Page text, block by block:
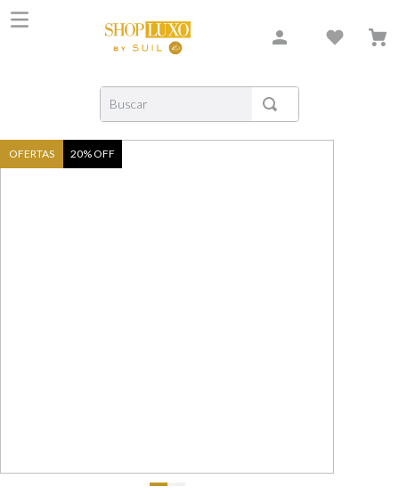
Buscar
OFERTAS 20% OFF